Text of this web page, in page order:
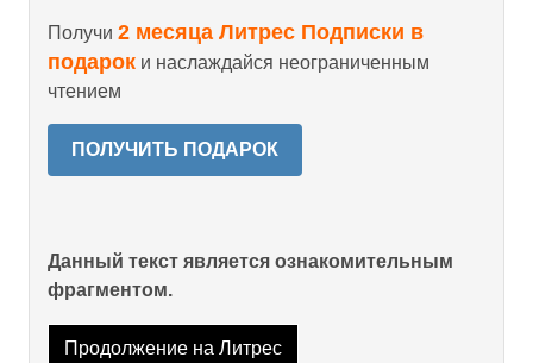
Получи 2 месяца Литрес Подписки в
подарок и наслаждайся неограниченным
чтением
ПОЛУЧИТЬ ПОДАРОК
Данный текст является ознакомительным
фрагментом.
Продолжение на Литрес